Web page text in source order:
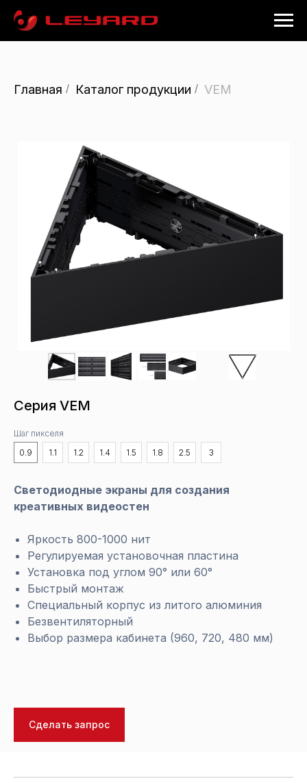
Главная / Каталог продукции / VEM
Серия VEM
Шаг пикселя
0.9
1.1 1.2 1.4 1.5 1.8 2.5 3
Светодиодные экраны для создания
креативных видеостен
Яркость 800-1000 нит
Регулируемая установочная пластина
Установка под углом 90° или 60°
Быстрый монтаж
Специальный корпус из литого алюминия
Безвентиляторный
Выбор размера кабинета (960, 720, 480 мм)
Сделать запрос